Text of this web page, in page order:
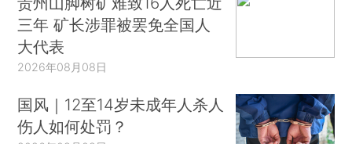
三年 矿长涉罪被罢免全国人
大代表
2026年08月08日
国风｜12至14岁未成年人杀人
伤人如何处罚？